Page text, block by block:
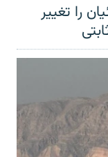
را تغییر